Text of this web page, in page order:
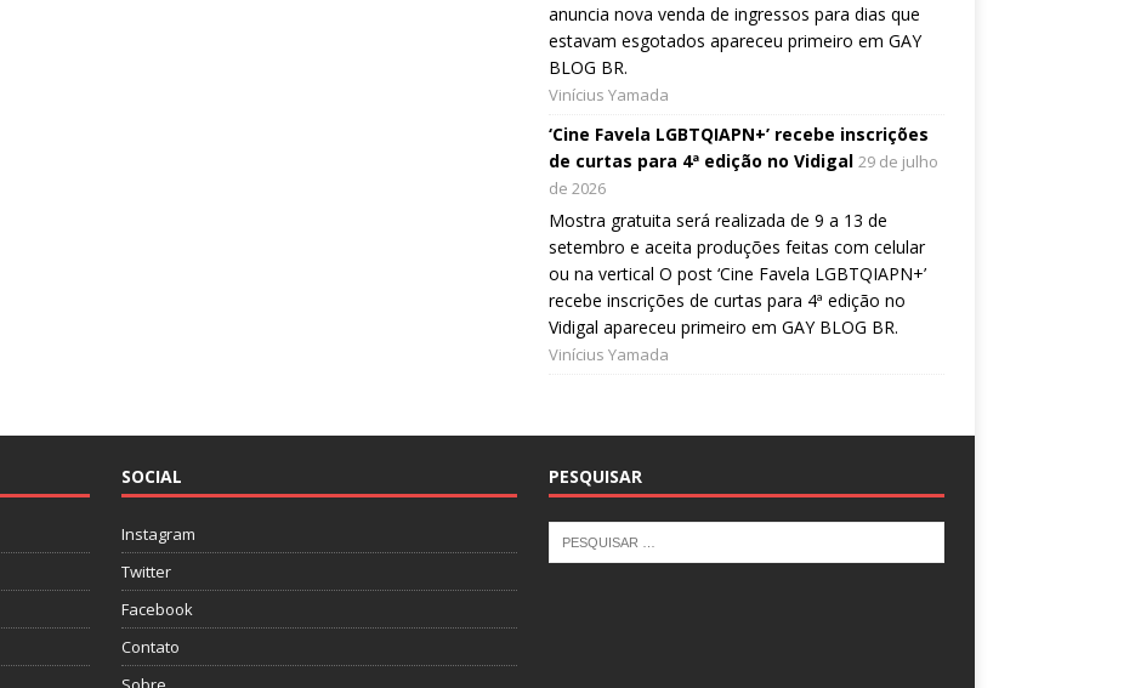
anuncia nova venda de ingressos para dias que
estavam esgotados apareceu primeiro em GAY
BLOG BR.
Vinícius Yamada
‘Cine Favela LGBTQIAPN+’ recebe inscrições
de curtas para 4ª edição no Vidigal 29 de julho
de 2026
Mostra gratuita será realizada de 9 a 13 de
setembro e aceita produções feitas com celular
ou na vertical O post ‘Cine Favela LGBTQIAPN+’
recebe inscrições de curtas para 4ª edição no
Vidigal apareceu primeiro em GAY BLOG BR.
Vinícius Yamada
SOCIAL
Instagram
Twitter
Facebook
Contato
PESQUISAR